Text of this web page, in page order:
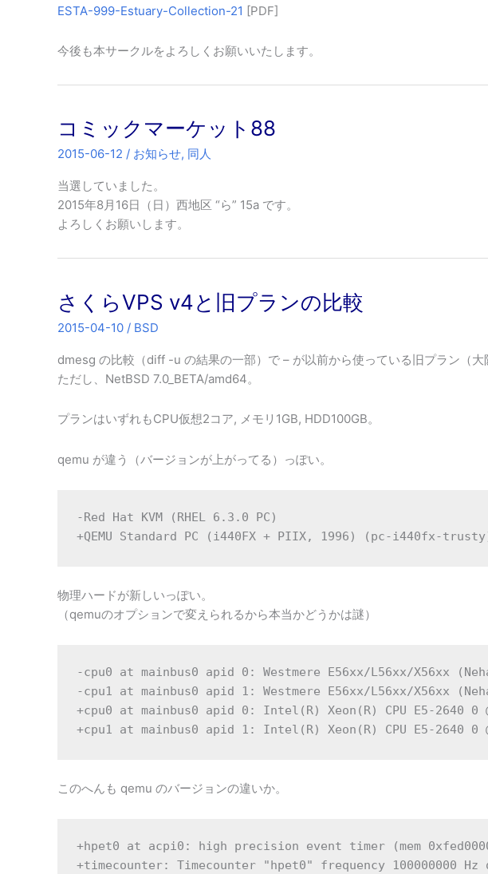
ESTA-999-Estuary-Collection-21 [PDF]
今後も本サークルをよろしくお願いいたします。
コミックマーケット88
2015-06-12 / お知らせ, 同人
当選していました。
2015年8月16日（日）西地区 “ら” 15a です。
よろしくお願いします。
さくらVPS v4と旧プランの比較
2015-04-10 / BSD
dmesg の比較（diff -u の結果の一部）で – が以前から使っている旧プラン（大
ただし、NetBSD 7.0_BETA/amd64。
プランはいずれもCPU仮想2コア, メモリ1GB, HDD100GB。
qemu が違う（バージョンが上がってる）っぽい。
-Red Hat KVM (RHEL 6.3.0 PC)
+QEMU Standard PC (i440FX + PIIX, 1996) (pc-i440fx-
物理ハードが新しいっぽい。
（qemuのオプションで変えられるから本当かどうかは謎）
-cpu0 at mainbus0 apid 0: Westmere E56xx/L56xx/X56xx
-cpu1 at mainbus0 apid 1: Westmere E56xx/L56xx/X56xx
+cpu0 at mainbus0 apid 0: Intel(R) Xeon(R) CPU E5-2640 0
+cpu1 at mainbus0 apid 1: Intel(R) Xeon(R) CPU E5-2640 0
このへんも qemu のバージョンの違いか。
+hpet0 at acpi0: high precision event timer (mem
+timecounter: Timecounter "hpet0" frequency 100000000